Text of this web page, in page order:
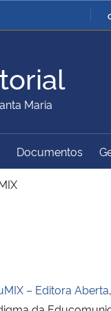
Ministério da Defesa
Ministério da Cidadania
Ministério do
Maria
Documentos
– Editora Aberta